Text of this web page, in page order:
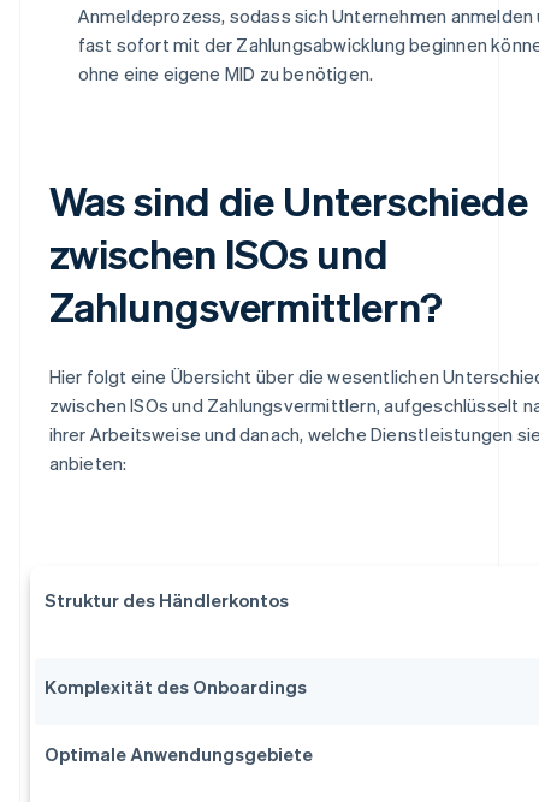
Anmeldeprozess, sodass sich Unternehmen anmelden
fast sofort mit der Zahlungsabwicklung beginnen
ohne eine eigene MID zu benötigen.
Was sind die Unterschiede
zwischen ISOs und
Zahlungsvermittlern?
Hier folgt eine Übersicht über die wesentlichen
zwischen ISOs und Zahlungsvermittlern, aufgeschlüsselt
ihrer Arbeitsweise und danach, welche Dienstleistungen
anbieten:
Struktur des Händlerkontos
Komplexität des Onboardings
Optimale Anwendungsgebiete